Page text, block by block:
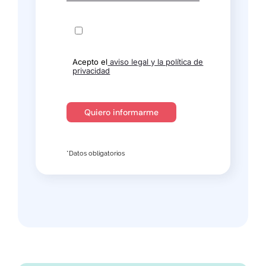
Acepto el aviso legal y la política de
privacidad
*Datos obligatorios